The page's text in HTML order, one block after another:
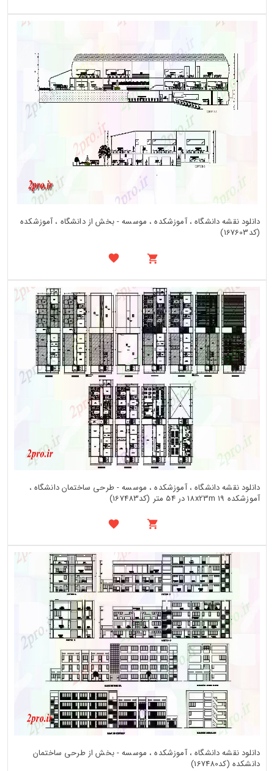
دانلود نقشه دانشگاه ، آموزشکده ، موسسه - بخش از دانشگاه ، آموزشکده
(کد167603)
دانلود نقشه دانشگاه ، آموزشکده ، موسسه - طرحی ساختمان دانشگاه ،
آموزشکده 18x23m 19 در 54 متر (کد167483)
دانلود نقشه دانشگاه ، آموزشکده ، موسسه - بخش از طرحی ساختمان
دانشکده (کد167480)